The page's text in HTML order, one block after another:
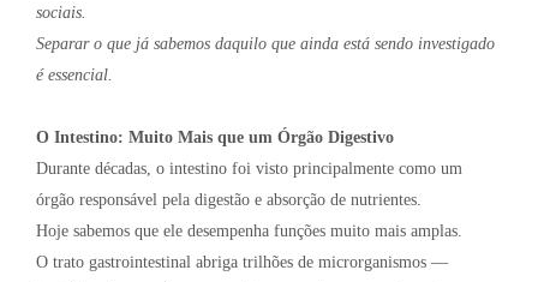
sociais.
Separar o que já sabemos daquilo que ainda está sendo investigado
é essencial.
O Intestino: Muito Mais que um Órgão Digestivo
Durante décadas, o intestino foi visto principalmente como um
órgão responsável pela digestão e absorção de nutrientes.
Hoje sabemos que ele desempenha funções muito mais amplas.
O trato gastrointestinal abriga trilhões de microrganismos —